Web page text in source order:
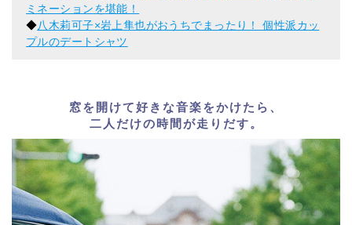
ミネーションを堪能！
◆八木莉可子×岩上隼也がおうちでまったり！ 個性派カッ
プルのデートシャツ
窓を開けて好きな音楽をかけたら、
二人だけの時間が走りだす。